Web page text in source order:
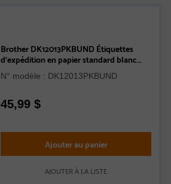
Brother DK12013PKBUND Étiquettes
d'expédition en papier standard blanc
avec texte noir DK1201 d origine pour
imprimantes d'étiquettes QL - 3 rouleaux
N° modèle : DK12013PKBUND
45,99 $
Ajouter au panier
AJOUTER À LA LISTE